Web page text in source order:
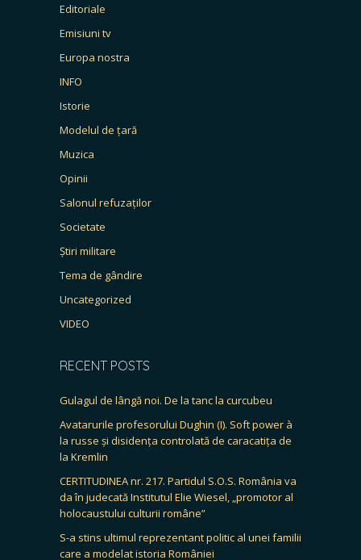
Editoriale
Emisiuni tv
Europa nostra
INFO
Istorie
Modelul de țară
Muzica
Opinii
Salonul refuzaților
Societate
Știri militare
Tema de gândire
Uncategorized
VIDEO
RECENT POSTS
Gulagul de lângă noi. De la tanc la curcubeu
Avatarurile profesorului Dughin (I). Soft power à
la russe și disidența controlată de caracatița de
la Kremlin
CERTITUDINEA nr. 217. Partidul S.O.S. România va
da în judecată Institutul Elie Wiesel, „promotor al
holocaustului culturii române”
S-a stins ultimul reprezentant politic al unei familii
care a modelat istoria României